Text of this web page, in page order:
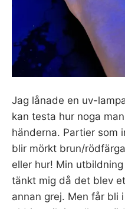
Jag lånade en uv-
kan testa hur noga
händerna. Partier som
blir mörkt brun/
eller hur! Min
tänkt mig då det blev
annan grej. Men får bli